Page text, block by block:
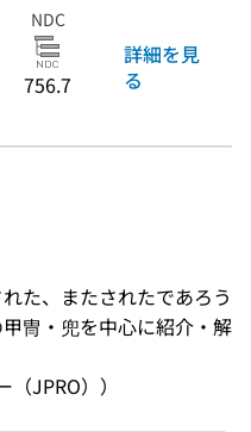
NDC
756.7
詳細を見
る
た、またされたであろう
冑・兜を中心に紹介・解
JPRO））